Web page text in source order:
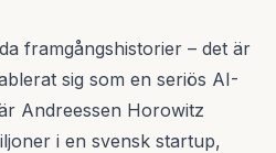
framgångshistorier – det är
sig som en seriös AI-
Andreessen Horowitz
i en svensk startup,